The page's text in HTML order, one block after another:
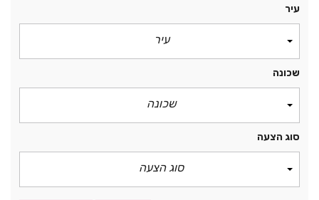
עיר
עיר
שכונה
שכונה
סוג הצעה
סוג הצעה